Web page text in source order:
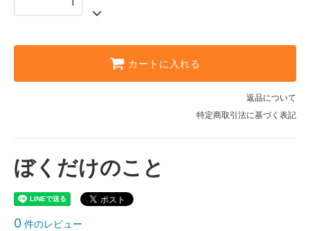
カートに入れる
返品について
特定商取引法に基づく表記
ぼくだけのこと
0 件のレビュー